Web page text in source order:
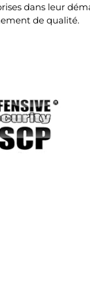
dans leur
de qualité.